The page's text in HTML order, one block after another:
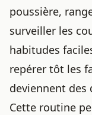
poussière,
surveiller les
habitudes
repérer tôt les
deviennent
Cette routine